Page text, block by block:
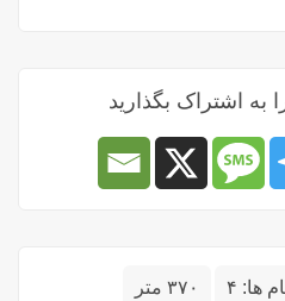
ها: ۴ ۳۷۰ متر
به اشتراک بگذارید